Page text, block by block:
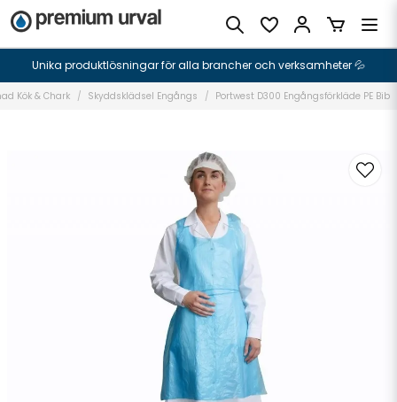
Unika produktlösningar för alla brancher och verksamheter 💦
Kök & Chark Skyddsklädsel Engångs Portwest D300 Engångsförkläde PE Bib